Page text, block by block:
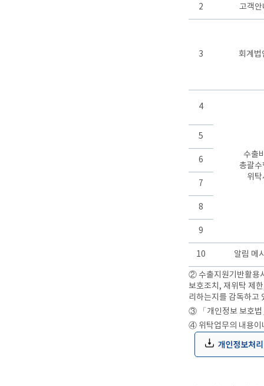
2 고객
3 회계법
4
수출
총괄
위
5
6
7
8
9
10 알림 메
② 수출지원기반활용
보호조치, 재위탁 제
리하는지를 감독하고
③ 「개인정보 보호법
④ 위탁업무의 내용이